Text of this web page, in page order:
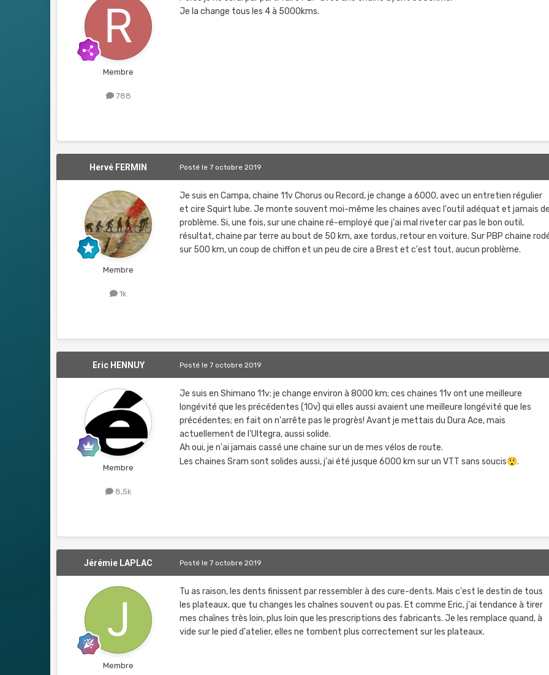
Membre
788
Je la change tous les 4 à 5000kms.
Hervé FERMIN
Membre
1k
Postéle 7 octobre 2019
Je suis en Campa, chaine 11v Chorus ou Record, je change a 6000, avec un entretien régulier
et cire Squirt lube. Je monte souvent moi-même les chaines avec l'outil adéquat et jamais
problème. Si, une fois, sur une chaine ré-employé que j'ai mal riveter car pas le bon outil,
résultat, chaine par terre au bout de 50 km, axe tordus, retour en voiture. Sur PBP chaine
sur 500 km, un coup de chiffon et un peu de cire a Brest et c'est tout, aucun problème.
Eric HENNUY
Membre
8,5k
Postéle 7 octobre 2019
Je suis en Shimano 11v; je change environ à 8000 km; ces chaines 11v ont une meilleure
longévité que les précédentes (10v) qui elles aussi avaient une meilleure longévité que les
précédentes; en fait on n'arrête pas le progrès! Avant je mettais du Dura Ace, mais
actuellement de l'Ultegra, aussi solide.
Ah oui, je n'ai jamais cassé une chaine sur un de mes vélos de route.
Les chaines Sram sont solides aussi, j'ai été jusque 6000 km sur un VTT sans soucis😲.
Jérémie LAPLAC
Membre
Postéle 7 octobre 2019
Tu as raison, les dents finissent par ressembler à des cure-dents. Mais c'est le destin de tous
les plateaux, que tu changes les chaînes souvent ou pas. Et comme Eric, j'ai tendance à tirer
mes chaînes très loin, plus loin que les prescriptions des fabricants. Je les remplace quand, à
vide sur le pied d'atelier, elles ne tombent plus correctement sur les plateaux.